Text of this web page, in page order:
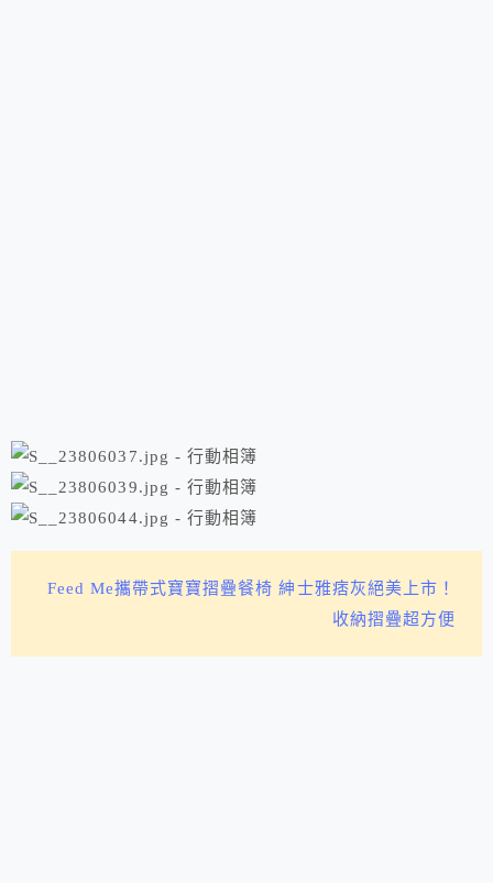
Feed Me攜帶式寶寶摺疊餐椅 紳士雅痞灰絕美上市！
收納摺疊超方便